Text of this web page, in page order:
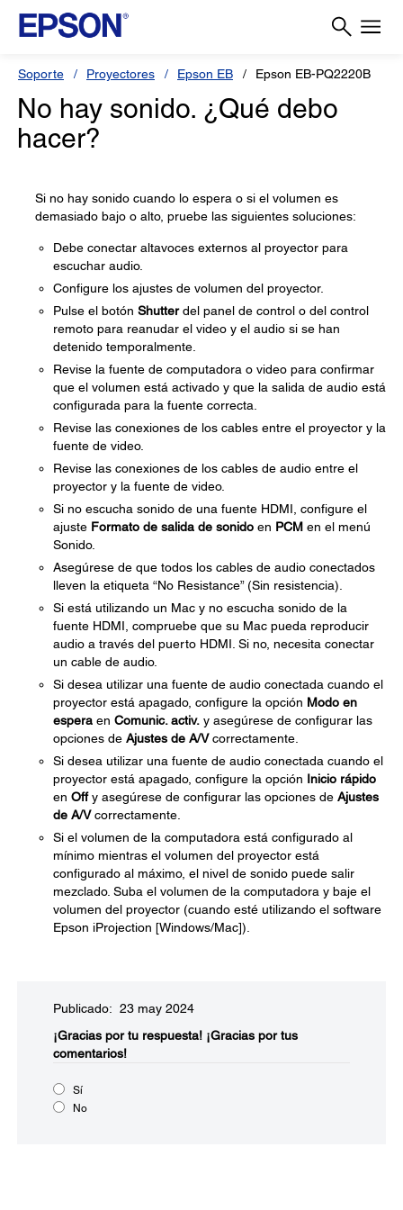
Soporte Proyectores Epson EB Epson EB-PQ2220B
No hay sonido. ¿Qué debo
hacer?
Si no hay sonido cuando lo espera o si el volumen es
demasiado bajo o alto, pruebe las siguientes soluciones:
Debe conectar altavoces externos al proyector para
escuchar audio.
Configure los ajustes de volumen del proyector.
Pulse el botón Shutterdel panel de control o del control
remoto para reanudar el video y el audio si se han
detenido temporalmente.
Revise la fuente de computadora o video para confirmar
que el volumen está activado y que la salida de audio está
configurada para la fuente correcta.
Revise las conexiones de los cables entre el proyector y la
fuente de video.
Revise las conexiones de los cables de audio entre el
proyector y la fuente de video.
Si no escucha sonido de una fuente HDMI, configure el
ajuste Formato de salida de sonido en PCM en el menú
Sonido.
Asegúrese de que todos los cables de audio conectados
lleven la etiqueta “No Resistance” (Sin resistencia).
Si está utilizando un Mac y no escucha sonido de la
fuente HDMI, compruebe que su Mac pueda reproducir
audio a través del puerto HDMI. Si no, necesita conectar
un cable de audio.
Si desea utilizar una fuente de audio conectada cuando el
proyector está apagado, configure la opción Modo en
espera en Comunic. activ. y asegúrese de configurar las
opciones de Ajustes de A/Vcorrectamente.
Si desea utilizar una fuente de audio conectada cuando el
proyector está apagado, configure la opción Inicio rápido
en Offy asegúrese de configurar las opciones de Ajustes
de A/Vcorrectamente.
Si el volumen de la computadora está configurado al
mínimo mientras el volumen del proyector está
configurado al máximo, el nivel de sonido puede salir
mezclado. Suba el volumen de la computadora y baje el
volumen del proyector (cuando esté utilizando el software
Epson iProjection [Windows/Mac]).
Publicado: 23 may 2024
¡Gracias por tu respuesta! ¡Gracias por tus
comentarios!
Sí
No